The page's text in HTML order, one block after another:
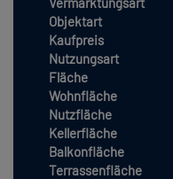
Objektart
Kaufpreis
Nutzungsart
Fläche
Wohnfläche
Nutzfläche
Kellerfläche
Balkonfläche
Terrassenfläche